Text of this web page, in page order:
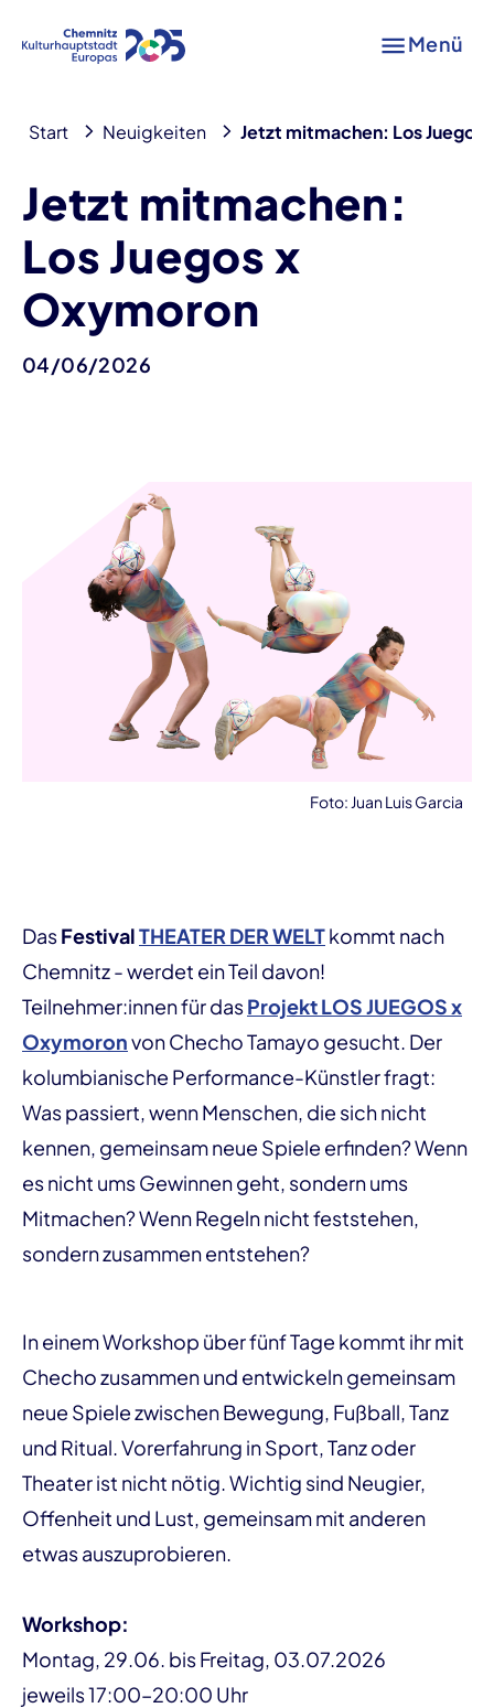
Menü
Start Neuigkeiten Jetzt mitmachen: Los Juegos
Jetzt mitmachen:
Los Juegos x
Oxymoron
04/06/2026
Foto: Juan Luis Garcia
DasFestivalTHEATER DER WELTkommt nach
Chemnitz - werdet ein Teil davon!
Teilnehmer:innen für dasProjekt LOS JUEGOS x
Oxymoronvon Checho Tamayo gesucht. Der
kolumbianische Performance-Künstler fragt:
Was passiert, wenn Menschen, die sich nicht
kennen, gemeinsam neue Spiele erfinden? Wenn
es nicht ums Gewinnen geht, sondern ums
Mitmachen? Wenn Regeln nicht feststehen,
sondern zusammen entstehen?
In einem Workshop über fünf Tage kommt ihr mit
Checho zusammen und entwickeln gemeinsam
neue Spiele zwischen Bewegung, Fußball, Tanz
und Ritual. Vorerfahrung in Sport, Tanz oder
Theater ist nicht nötig. Wichtig sind Neugier,
Offenheit und Lust, gemeinsam mit anderen
etwas auszuprobieren.
Workshop:
Montag, 29.06. bis Freitag, 03.07.2026
jeweils 17:00–20:00 Uhr